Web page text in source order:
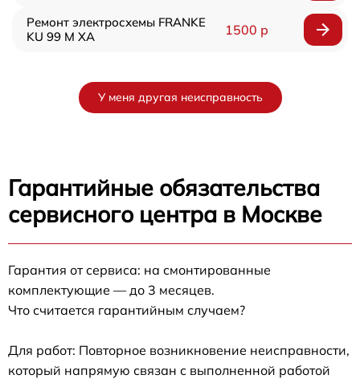
Ремонт электросхемы FRANKE
KU 99 M XA
1500 р
У меня другая неисправность
Гарантийные обязательства
сервисного центра в Москве
Гарантия от сервиса: на смонтированные
комплектующие — до 3 месяцев.
Что считается гарантийным случаем?
Для работ: Повторное возникновение неисправности,
который напрямую связан с выполненной работой